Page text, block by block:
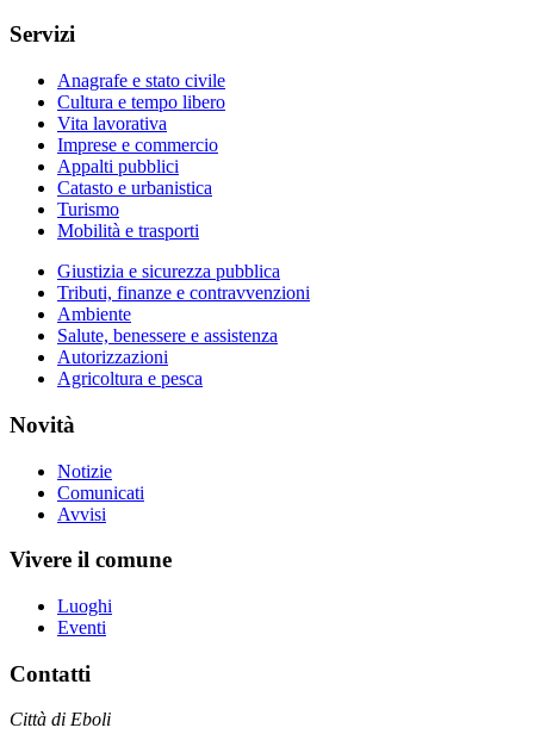
Servizi
Anagrafe e stato civile
Cultura e tempo libero
Vita lavorativa
Imprese e commercio
Appalti pubblici
Catasto e urbanistica
Turismo
Mobilità e trasporti
Giustizia e sicurezza pubblica
Tributi, finanze e contravvenzioni
Ambiente
Salute, benessere e assistenza
Autorizzazioni
Agricoltura e pesca
Novità
Notizie
Comunicati
Avvisi
Vivere il comune
Luoghi
Eventi
Contatti
Città di Eboli